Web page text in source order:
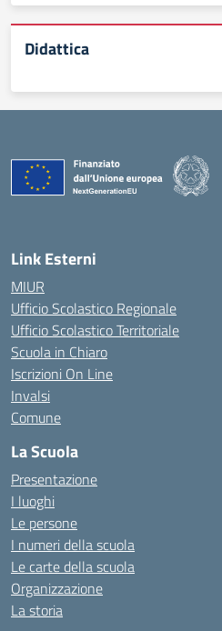
Didattica
Link Esterni
MIUR
Ufficio Scolastico Regionale
Ufficio Scolastico Territoriale
Scuola in Chiaro
Iscrizioni On Line
Invalsi
Comune
La Scuola
Presentazione
I luoghi
Le persone
I numeri della scuola
Le carte della scuola
Organizzazione
La storia